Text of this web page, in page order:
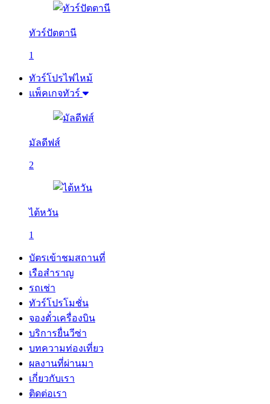
ทัวร์ปัตตานี
1
ทัวร์โปรไฟไหม้
แพ็คเกจทัวร์
มัลดีฟส์
2
ไต้หวัน
1
บัตรเข้าชมสถานที่
เรือสำราญ
รถเช่า
ทัวร์โปรโมชั่น
จองตั๋วเครื่องบิน
บริการยื่นวีซ่า
บทความท่องเที่ยว
ผลงานที่ผ่านมา
เกี่ยวกับเรา
ติดต่อเรา